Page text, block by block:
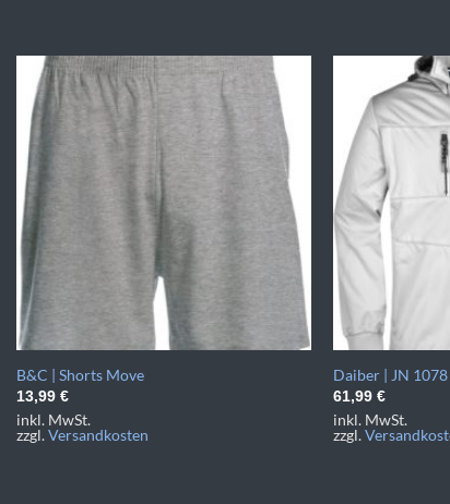
B&C | Shorts Move
13,99 €
inkl. MwSt.
zzgl.Versandkosten
Daiber | JN 1078
61,99 €
inkl. MwSt.
zzgl.